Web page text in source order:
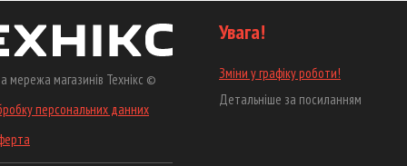
мережа магазинів Технікс ©
персональних данних
Увага!
Зміни у графіку роботи!
Детальніше за посиланням